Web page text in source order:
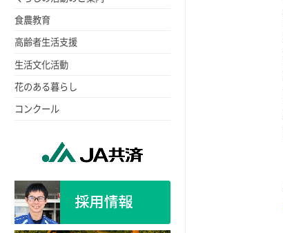
食農教育
高齢者生活支援
生活文化活動
花のある暮らし
コンクール